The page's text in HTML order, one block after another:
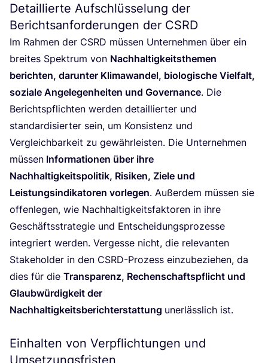
Detaillierte Aufschlüsselung der
Berichtsanforderungen der CSRD
Im Rah­men der CSRD müs­sen Unter­neh­men über ein
brei­tes Spek­trum von Nach­hal­tig­keits­the­men
berich­ten, dar­un­ter Kli­ma­wan­del, bio­lo­gi­sche Viel­falt,
sozia­le Ange­le­gen­hei­ten und Gover­nan­ce. Die
Berichts­pflich­ten wer­den detail­lier­ter und
stan­dar­di­sier­ter sein, um Kon­sis­tenz und
Ver­gleich­bar­keit zu gewähr­leis­ten. Die Unter­neh­men
müs­sen Infor­ma­tio­nen über ihre
Nach­hal­tig­keits­po­li­tik, Risi­ken, Zie­le und
Leis­tungs­in­di­ka­to­ren vor­le­gen. Außer­dem müs­sen sie
offen­le­gen, wie Nach­hal­tig­keits­fak­to­ren in ihre
Geschäfts­stra­te­gie und Ent­schei­dungs­pro­zes­se
inte­griert wer­den. Ver­ges­se nicht, die rele­van­ten
Stake­hol­der in den CSRD-Pro­zess ein­zu­be­zie­hen, da
dies für die Trans­pa­renz, Rechen­schafts­pflicht und
Glaub­wür­dig­keit der
Nach­hal­tig­keits­be­richt­erstat­tung uner­läss­lich ist.
Einhalten von Verpflichtungen und
Umsetzungsfristen